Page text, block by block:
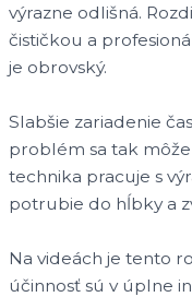
výrazne odlišná.
čističkou a
je obrovský.
Slabšie zariadenie
problém sa tak
technika pracuje s
potrubie do hĺbky a
Na videách je tento
účinnosť sú v úplne